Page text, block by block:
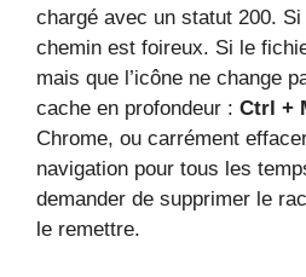
chargé avec un statut 200. Si
chemin est foireux. Si le
mais que l’icône ne change
cache en profondeur : Ctrl +
Chrome, ou carrément
navigation pour tous les
demander de supprimer le
le remettre.